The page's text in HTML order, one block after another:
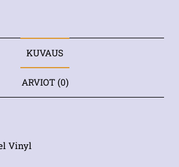
KUVAUS
ARVIOT (0)
Vinyl